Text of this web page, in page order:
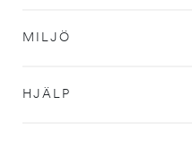
din
du
MILJÖ
HJÄLP